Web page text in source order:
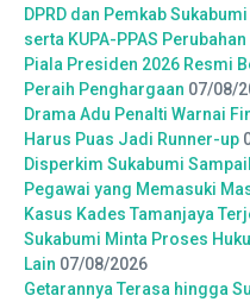
DPRD dan Pemkab
serta KUPA-PPAS
Piala Presiden 2026 Resmi
Peraih Penghargaan 07/08/
Drama Adu Penalti Warnai
Harus Puas Jadi Runner-up
Disperkim Sukabumi
Pegawai yang Memasuki
Kasus Kades Tamanjaya
Sukabumi Minta Proses
Lain 07/08/2026
Getarannya Terasa hingga